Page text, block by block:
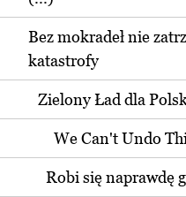
Bez mokradeł nie
katastrofy
Zielony Ład dla
We Can't Undo
Robi się naprawdę